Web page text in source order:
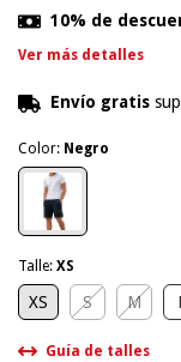
10% de
Ver más detalles
Envío gratis
Color: Negro
Talle: XS
XS S M
Guía de talles